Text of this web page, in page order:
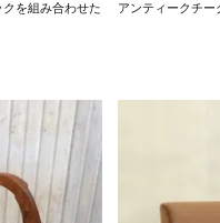
を組み合わせた
アンティークチ